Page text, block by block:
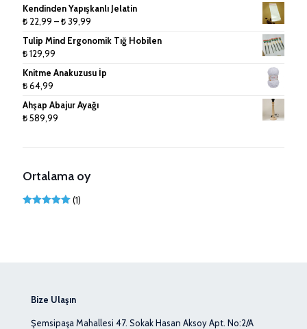
₺ 279,99
Kendinden Yapışkanlı Jelatin
₺ 22,99 –₺39,99
₺ 22,99
₺ 39,99
Tulip Mind Ergonomik Tığ Hobilen
₺129,99
Knitme Anakuzusu İp
₺64,99
Ahşap Abajur Ayağı
₺589,99
Ortalama oy
(1)
Bize Ulaşın
Şemsipaşa Mahallesi 47. Sokak Hasan Aksoy Apt. No:2/A